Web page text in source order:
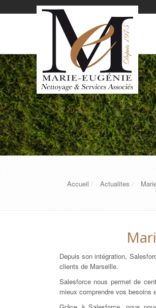
Accueil Actualites
Depuis son intégration,
clients de Marseille.
Salesforce nous permet de
mieux comprendre vos besoins